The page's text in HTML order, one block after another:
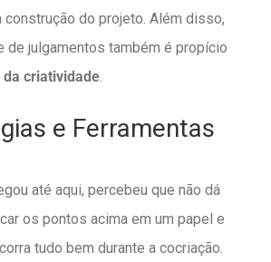
construção do projeto. Além disso,
de julgamentos também é propício
da criatividade.
e Ferramentas
até aqui, percebeu que não dá
os pontos acima em um papel e
tudo bem durante a cocriação.